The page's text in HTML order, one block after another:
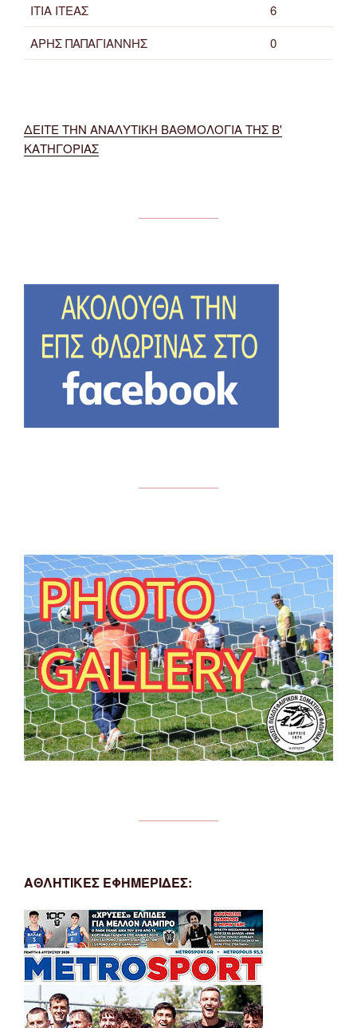
ΙΤΙΑ ΙΤΕΑΣ
6
ΑΡΗΣ ΠΑΠΑΓΙΑΝΝΗΣ
0
ΔΕΙΤΕ ΤΗΝ ΑΝΑΛΥΤΙΚΗ ΒΑΘΜΟΛΟΓΙΑ ΤΗΣ Β'
ΚΑΤΗΓΟΡΙΑΣ
ΑΘΛΗΤΙΚΕΣ ΕΦΗΜΕΡΙΔΕΣ: